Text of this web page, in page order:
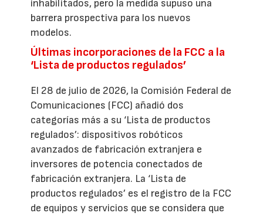
inhabilitados, pero la medida supuso una
barrera prospectiva para los nuevos
modelos.
Últimas incorporaciones de la FCC a la
‘Lista de productos regulados’
El 28 de julio de 2026, la Comisión Federal de
Comunicaciones (FCC) añadió dos
categorías más a su ‘Lista de productos
regulados’: dispositivos robóticos
avanzados de fabricación extranjera e
inversores de potencia conectados de
fabricación extranjera. La ‘Lista de
productos regulados’ es el registro de la FCC
de equipos y servicios que se considera que